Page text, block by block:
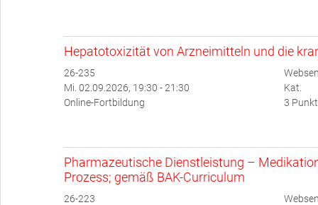
Hepatotoxizität von Arzneimitteln und die
26-235
Mi. 02.09.2026, 19:30 - 21:30
Online-Fortbildung
Kat.
3
Pharmazeutische Dienstleistung –
Prozess; gemäß BAK-Curriculum
26-223